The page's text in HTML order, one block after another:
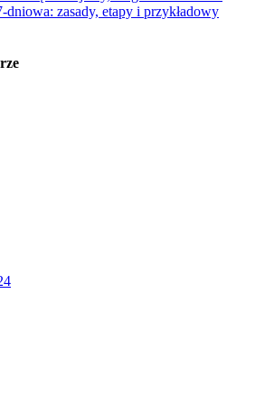
dniowa: zasady, etapy i przykładowy